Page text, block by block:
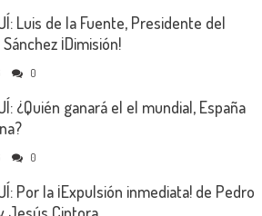
Luis de la Fuente, Presidente del
¡Dimisión!
0
¿Quién ganará el el mundial, España
0
Por la ¡Expulsión inmediata! de Pedro